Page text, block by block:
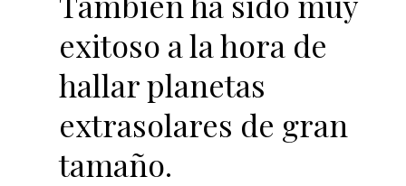
exitoso a la hora de
hallar planetas
extrasolares de gran
tamaño.